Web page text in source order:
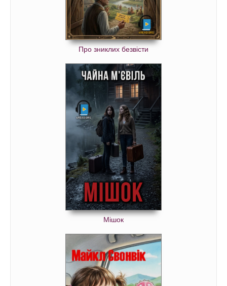
Про зниклих безвісти
Мішок